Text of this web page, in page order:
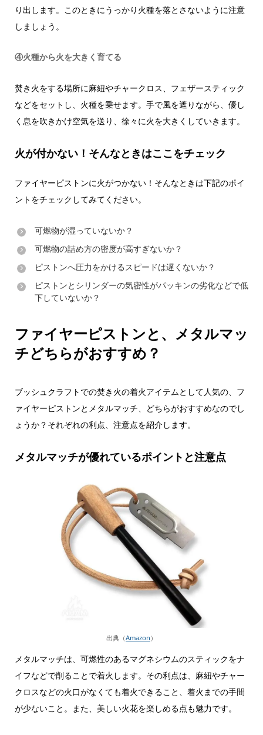
り出します。このときにうっかり火種を落とさないように注意
しましょう。
④火種から火を大きく育てる
焚き火をする場所に麻紐やチャークロス、フェザースティック
などをセットし、火種を乗せます。手で風を遮りながら、優し
く息を吹きかけ空気を送り、徐々に火を大きくしていきます。
火が付かない！そんなときはここをチェック
ファイヤーピストンに火がつかない！そんなときは下記のポイ
ントをチェックしてみてください。
可燃物が湿っていないか？
可燃物の詰め方の密度が高すぎないか？
ピストンへ圧力をかけるスピードは遅くないか？
ピストンとシリンダーの気密性がパッキンの劣化などで低
下していないか？
ファイヤーピストンと、メタルマッ
チどちらがおすすめ？
ブッシュクラフトでの焚き火の着火アイテムとして人気の、フ
ァイヤーピストンとメタルマッチ、どちらがおすすめなのでし
ょうか？それぞれの利点、注意点を紹介します。
メタルマッチが優れているポイントと注意点
出典（Amazon ）
メタルマッチは、可燃性のあるマグネシウムのスティックをナ
イフなどで削ることで着火します。その利点は、麻紐やチャー
クロスなどの火口がなくても着火できること、着火までの手間
が少ないこと。また、美しい火花を楽しめる点も魅力です。